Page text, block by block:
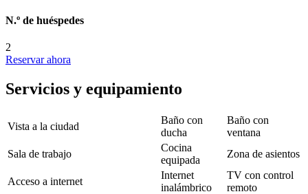
N.º de huéspedes
2
Reservar ahora
Servicios y equipamiento
Vista a la ciudad
Baño con
ducha
Baño con
ventana
Sala de trabajo
Cocina
equipada
Zona de asientos
Acceso a internet
Internet
inalámbrico
TV con control
remoto